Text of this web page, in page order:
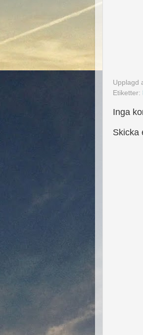
Upplagd
Etiketter:
Inga
Skicka